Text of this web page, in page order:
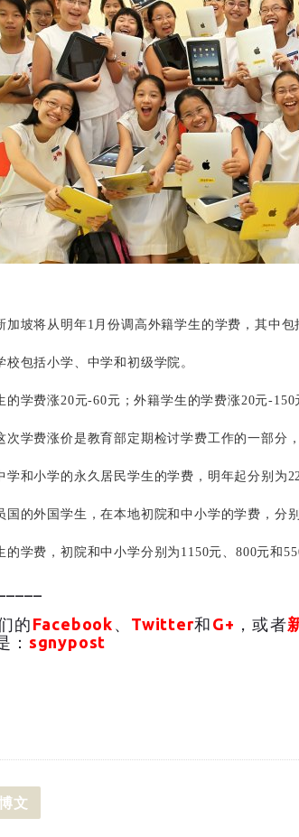
加坡将从明年1月份调高外籍学生的学费，其中包
校包括小学、中学和初级学院。
的学费涨20元-60元；外籍学生的学费涨20元-150
次学费涨价是教育部定期检讨学费工作的一部分
学和小学的永久居民学生的学费，明年起分别为
国的外国学生，在本地初院和中小学的学费，分
的学费，初院和中小学分别为1150元、800元和
的 Facebook 、 Twitter和 G+ ，或者
： sgnypost
文